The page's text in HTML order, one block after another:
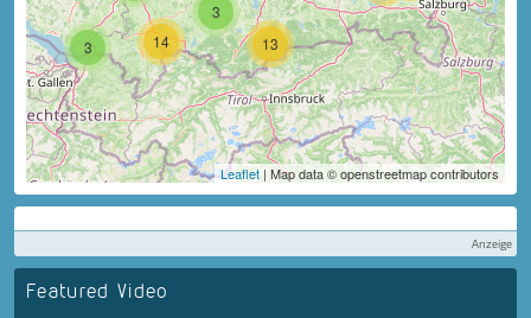
3 14
3
13
Leaflet | Map data © openstreetmap contributors
Anzeige
Featured Video